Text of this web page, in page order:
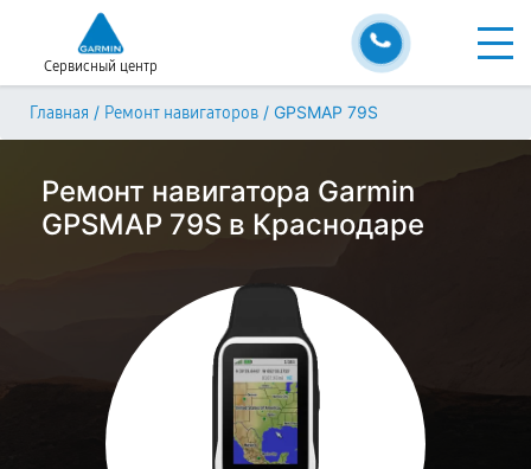
Сервисный центр
Главная / Ремонт навигаторов / GPSMAP 79S
Ремонт навигатора Garmin
GPSMAP 79S в Краснодаре